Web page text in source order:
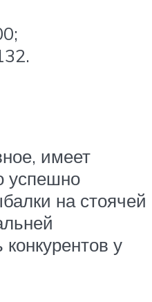
имеет
успешно
на стоячей
у